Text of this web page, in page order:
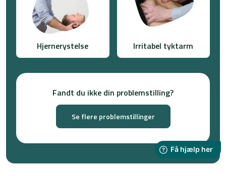
Hjernerystelse Irritabel tyktarm​
Fandt du ikke din problemstilling?
Se flere problemstillinger